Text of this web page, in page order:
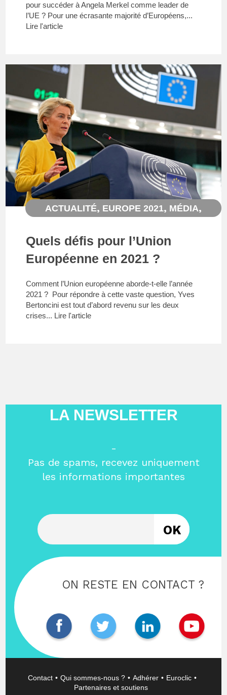
pour succéder à Angela Merkel comme leader de
l’UE ? Pour une écrasante majorité d’Européens,...
Lire l'article
ACTUALITÉ, EUROPE 2021, MÉDIA,
Quels défis pour l’Union
Européenne en 2021 ?
Comment l’Union européenne aborde-t-elle l’année
2021 ? Pour répondre à cette vaste question, Yves
Bertoncini est tout d’abord revenu sur les deux
crises... Lire l'article
LA NEWSLETTER
-
Pas de spams, recevez uniquement
les informations importantes
ON RESTE EN CONTACT ?
Contact Qui sommes-nous ? Adhérer
Euroclic
Partenaires et soutiens